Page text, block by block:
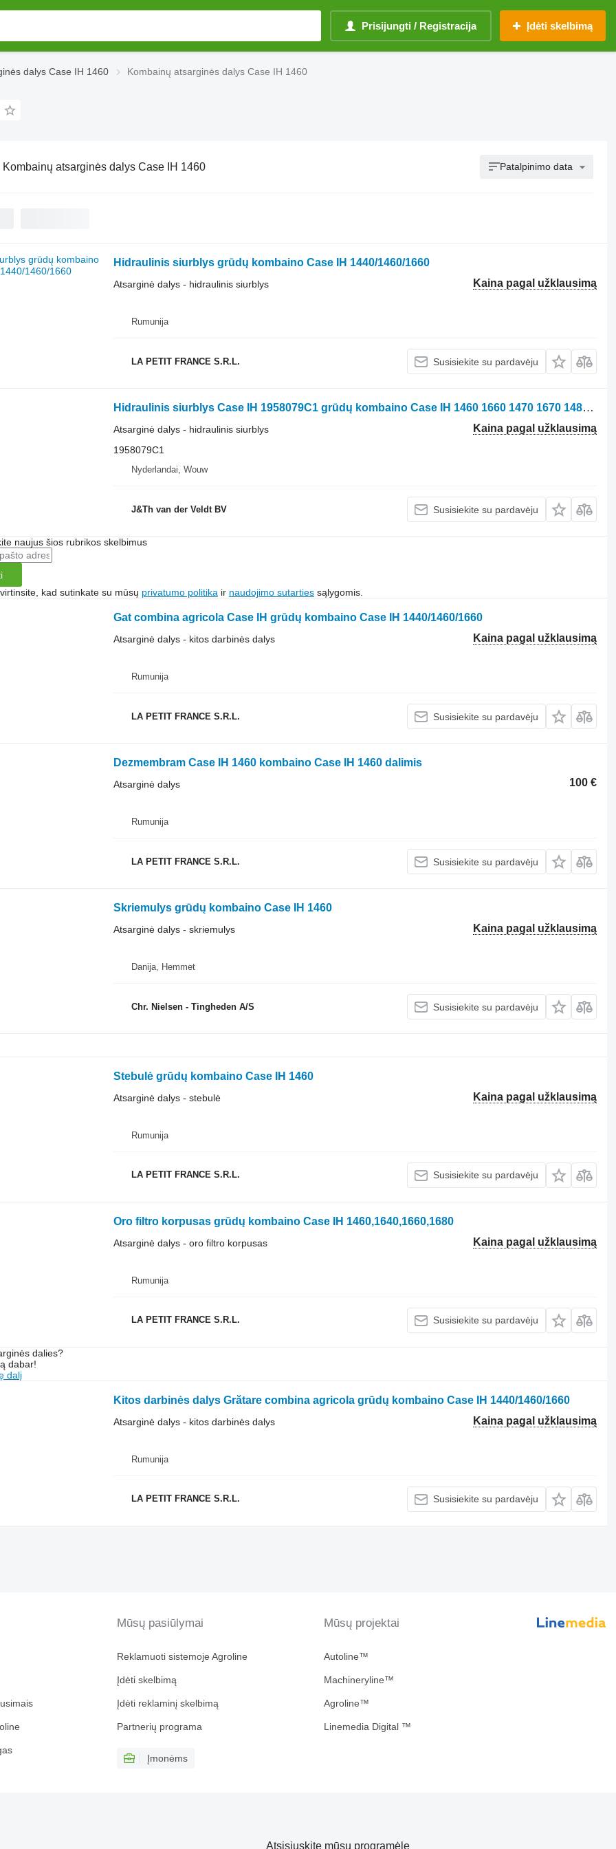
Prisijungti / Registracija Įdėti skelbimą
dalys Case IH 1460 Kombainų atsarginės dalys Case IH 1460
Kombainų atsarginės dalys Case IH 1460 Patalpinimo data
Hidraulinis siurblys grūdų kombaino Case IH 1440/1460/1660
Kaina pagal užklausimą
Atsarginė dalys - hidraulinis siurblys
Rumunija
LA PETIT FRANCE S.R.L. Susisiekite su pardavėju
Hidraulinis siurblys Case IH 1958079C1 grūdų kombaino Case IH 1460 1660 1470 1670 1480 1680
Kaina pagal užklausimą
Atsarginė dalys - hidraulinis siurblys
1958079C1
Nyderlandai, Wouw
J&Th van der Veldt BV Susisiekite su pardavėju
naujus šios rubrikos skelbimus
kad sutinkate su mūsų privatumo politika ir naudojimo sutartiessąlygomis.
Gat combina agricola Case IH grūdų kombaino Case IH 1440/1460/1660
Kaina pagal užklausimą
Atsarginė dalys - kitos darbinės dalys
Rumunija
LA PETIT FRANCE S.R.L. Susisiekite su pardavėju
Dezmembram Case IH 1460 kombaino Case IH 1460 dalimis
100 €
Atsarginė dalys
Rumunija
LA PETIT FRANCE S.R.L. Susisiekite su pardavėju
Skriemulys grūdų kombaino Case IH 1460
Kaina pagal užklausimą
Atsarginė dalys - skriemulys
Danija, Hemmet
Chr. Nielsen - Tingheden A/S Susisiekite su pardavėju
Stebulė grūdų kombaino Case IH 1460
Kaina pagal užklausimą
Atsarginė dalys - stebulė
Rumunija
LA PETIT FRANCE S.R.L. Susisiekite su pardavėju
Oro filtro korpusas grūdų kombaino Case IH 1460,1640,1660,1680
Kaina pagal užklausimą
Atsarginė dalys - oro filtro korpusas
Rumunija
LA PETIT FRANCE S.R.L. Susisiekite su pardavėju
dalies?
dabar!
dalį
Kitos darbinės dalys Grătare combina agricola grūdų kombaino Case IH 1440/1460/1660
Kaina pagal užklausimą
Atsarginė dalys - kitos darbinės dalys
Rumunija
LA PETIT FRANCE S.R.L. Susisiekite su pardavėju
Mūsų pasiūlymai
Reklamuoti sistemoje Agroline
Įdėti skelbimą
Įdėti reklaminį skelbimą
Partnerių programa
Įmonėms
Mūsų projektai
Autoline™
Machineryline™
Agroline™
Linemedia Digital ™
Atsisiųskite mūsų programėlę